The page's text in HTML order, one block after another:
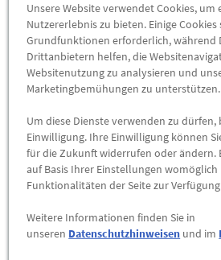
Versandkostenfrei
Abholung
Preis inkl.19%MwSt.
-
ZUM WARENKORB
Herstellerangaben:Mercedes-Benz
Unsere Website verwendet Cookies, um
Nutzererlebnis zu bieten. Einige
Grundfunktionen erforderlich, während
Drittanbietern helfen, die
Websitenutzung zu analysieren und
Marketingbemühungen zu unterstützen.
Um diese Dienste verwenden zu
Einwilligung. Ihre Einwilligung können
für die Zukunft widerrufen oder ändern.
auf Basis Ihrer Einstellungen
Funktionalitäten der Seite zur
Weitere Informationen finden Sie in
unseren Datenschutzhinweisen und im